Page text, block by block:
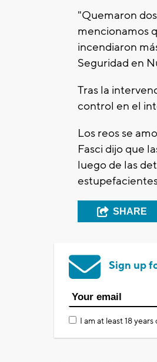
"Quemaron
mencionamos
incendiaron
Seguridad en
Tras la
control en el
Los reos se
Fasci dijo que
luego de las
SHARE
Sign up
I am at least 18